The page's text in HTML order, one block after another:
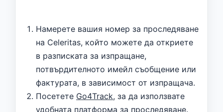
Намерете вашия номер за проследяване
на Celeritas, който можете да откриете
в разписката за изпращане,
потвърдителното имейл съобщение или
фактурата, в зависимост от изпращача.
Посетете Go4Track, за да използвате
удобната платформа за проследяване.